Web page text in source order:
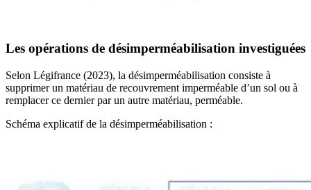
Les opérations de désimperméabilisation investiguées
Selon Légifrance (2023), la désimperméabilisation consiste à
supprimer un matériau de recouvrement imperméable d’un sol ou à
remplacer ce dernier par un autre matériau, perméable.
Schéma explicatif de la désimperméabilisation :